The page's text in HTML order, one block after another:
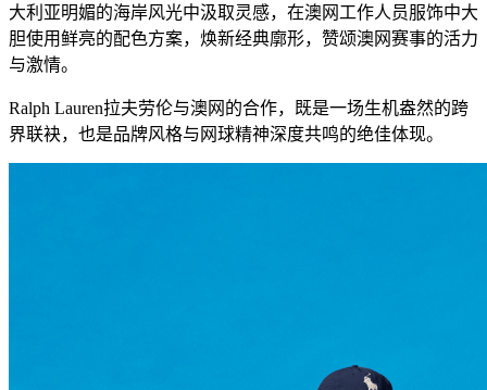
大利亚明媚的海岸风光中汲取灵感，在澳网工作人员服饰中大
胆使用鲜亮的配色方案，焕新经典廓形，赞颂澳网赛事的活力
与激情。
Ralph Lauren拉夫劳伦与澳网的合作，既是一场生机盎然的跨
界联袂，也是品牌风格与网球精神深度共鸣的绝佳体现。